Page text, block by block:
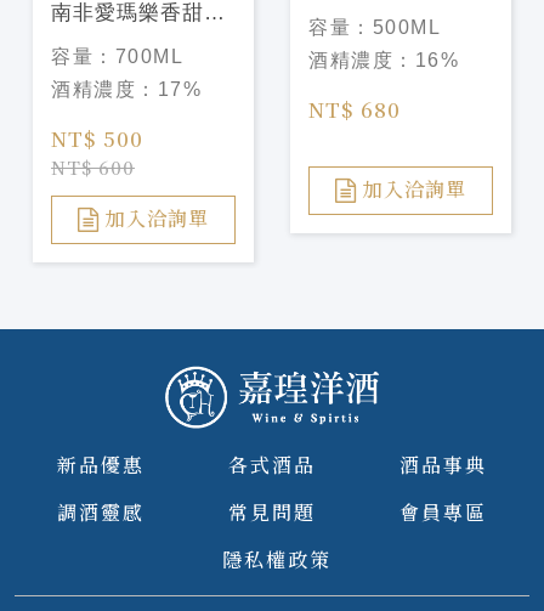
南非愛瑪樂香甜奶
酒(大象奶酒)
Amarula Cream
Liqueur
容量： 700ML
酒精濃度： 17%
NT$ 500
NT$ 600
加入洽詢單
BIAŁY BOCIAN
SŁONY KARMEL
容量： 500ML
酒精濃度： 16%
NT$ 680
加入洽詢單
新品優惠 各式酒品
酒品事典
調酒靈感
常見問題
會員專區
隱私權政策